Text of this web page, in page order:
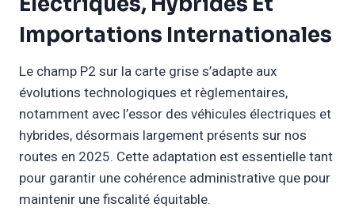
Importations Internationales
Le champ P2 sur la carte grise s’adapte aux
évolutions technologiques et règlementaires,
notamment avec l’essor des véhicules électriques et
hybrides, désormais largement présents sur nos
routes en 2025. Cette adaptation est essentielle tant
pour garantir une cohérence administrative que pour
maintenir une fiscalité équitable.